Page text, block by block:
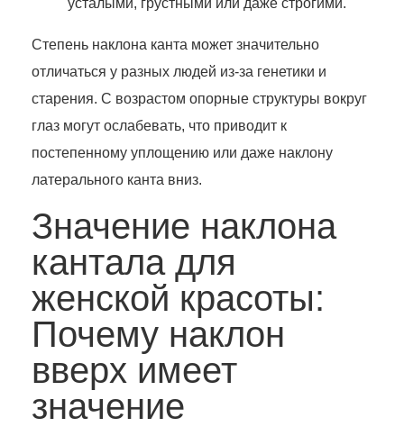
усталыми, грустными или даже строгими.
Степень наклона канта может значительно
отличаться у разных людей из-за генетики и
старения. С возрастом опорные структуры вокруг
глаз могут ослабевать, что приводит к
постепенному уплощению или даже наклону
латерального канта вниз.
Значение наклона
кантала для
женской красоты:
Почему наклон
вверх имеет
значение